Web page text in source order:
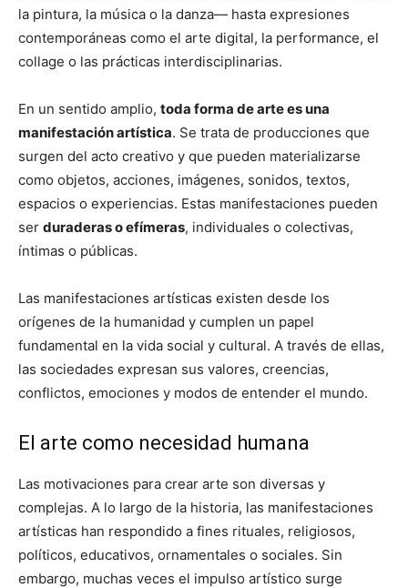
la pintura, la música o la danza— hasta expresiones
contemporáneas como el arte digital, la performance, el
collage o las prácticas interdisciplinarias.
En un sentido amplio, toda forma de arte es una
manifestación artística. Se trata de producciones que
surgen del acto creativo y que pueden materializarse
como objetos, acciones, imágenes, sonidos, textos,
espacios o experiencias. Estas manifestaciones pueden
ser duraderas o efímeras, individuales o colectivas,
íntimas o públicas.
Las manifestaciones artísticas existen desde los
orígenes de la humanidad y cumplen un papel
fundamental en la vida social y cultural. A través de ellas,
las sociedades expresan sus valores, creencias,
conflictos, emociones y modos de entender el mundo.
El arte como necesidad humana
Las motivaciones para crear arte son diversas y
complejas. A lo largo de la historia, las manifestaciones
artísticas han respondido a fines rituales, religiosos,
políticos, educativos, ornamentales o sociales. Sin
embargo, muchas veces el impulso artístico surge